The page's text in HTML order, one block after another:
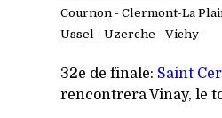
Cournon - Clermont-La
Ussel - Uzerche - Vichy -
32e de finale: Saint
rencontrera Vinay, le